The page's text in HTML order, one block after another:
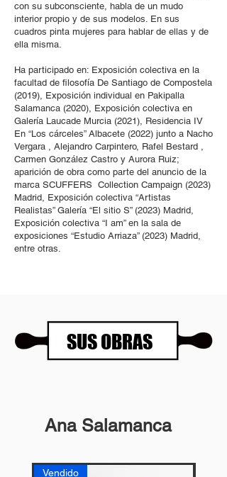
con su subconsciente, habla de un mudo
interior propio y de sus modelos. En sus
cuadros pinta mujeres para hablar de ellas y de
ella misma.
Ha participado en: Exposición colectiva en la
facultad de filosofía De Santiago de Compostela
(2019), Exposición individual en Pakipalla
Salamanca (2020), Exposición colectiva en
Galería Laucade Murcia (2021), Residencia IV
En “Los cárceles” Albacete (2022) junto a Nacho
Vergara , Alejandro Carpintero, Rafel Bestard ,
Carmen González Castro y Aurora Ruiz;
aparición de obra como parte del anuncio de la
marca SCUFFERS Collection Campaign (2023)
Madrid, Exposición colectiva “Artistas
Realistas” Galería “El sitio S” (2023) Madrid,
Exposición colectiva “I am” en la sala de
exposiciones “Estudio Arriaza” (2023) Madrid,
entre otras.
SUS OBRAS
Ana Salamanca
Vendido